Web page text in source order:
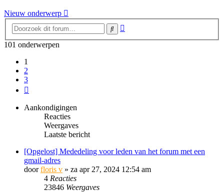
Nieuw onderwerp
Zoek
101 onderwerpen
1
2
3
Aankondigingen
Reacties
Weergaves
Laatste bericht
[Opgelost] Mededeling voor leden van het forum met een
gmail-adres
doorfloris v » za apr 27, 2024 12:54 am
4 Reacties
23846 Weergaves